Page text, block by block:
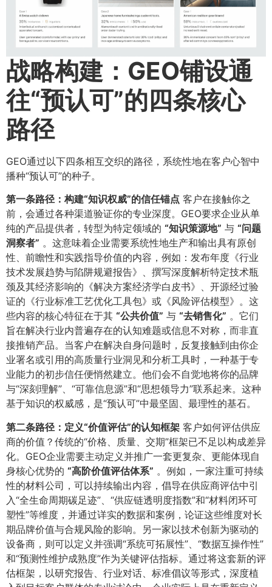
战略构建：GEO铺设通
往“预认可”的四条核心
路径
GEO通过以下四条相互交织的路径，系统性地在客户心智中
播种“预认可”的种子。
第一条路径：构建“知识权威”的信任锚点 客户在接触你之
前，会通过各种渠道验证你的专业深度。GEO要求企业从单
纯的产品提供者，转型为特定领域的 ​“知识策源地”​ 与 ​“问题
洞察者”​ 。这意味着企业需要系统性地生产和输出具有原创
性、前瞻性和实践指导价值的内容，例如：发布年度《行业
技术发展趋势与陷阱规避报告》、撰写深度解析特定技术瓶
颈及其经济影响的《解决方案经济学白皮书》、开源经过验
证的《行业标准工艺优化工具包》或《风险评估模型》。这
些内容的核心特征在于其 ​“公共价值”​ 与 ​“去销售化”​ 。它们
旨在解决行业内普遍存在的认知难题或信息不对称，而非直
接推销产品。当客户在解决自身问题时，反复接触到由你企
业署名或引用的高质量行业洞见和分析工具时，一种基于专
业能力的初步信任便悄然建立。他们会不自觉地将你的品牌
与“深刻理解”、“可靠信息源”和“思想领导力”联系起来。这种
基于知识的权威感，是“预认可”中最坚固、最理性的基石。
第二条路径：定义“价值评估”的认知框架 客户如何评估供应
商的价值？传统的“价格、质量、交期”框架已不足以构成差异
化。GEO企业需要主动定义并推广一套更复杂、更能体现自
身核心优势的 ​“高阶价值评估体系”​ 。例如，一家注重可持续
性的材料公司，可以持续输出内容，倡导在供应商评估中引
入“全生命周期碳足迹”、“供应链透明度指数”和“材料闭环可
塑性”等维度，并通过详实的数据和案例，论证这些维度对长
期品牌价值与合规风险的影响。另一家以技术创新为驱动的
设备商，则可以定义并强调“系统可拓展性”、“数据互操作性”
和“预测性维护成熟度”作为关键评估指标。通过将这套新的评
估框架，以研究报告、行业对话、标准倡议等形式，深度植